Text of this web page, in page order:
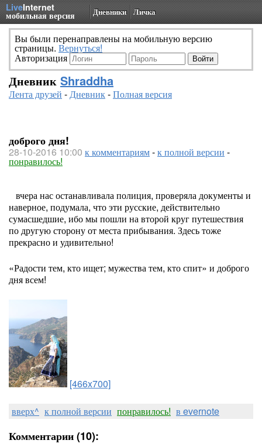
LiveInternet
мобильная версия Дневники Личка
Вы были перенаправлены на мобильную версию
страницы. Вернуться!
Авторизация
Дневник Shraddha
Лента друзей -Дневник-Полная версия
доброго дня!
28-10-2016 10:00 к комментариям-к полной версии -
понравилось!
вчера нас останавливала полиция, проверяла документы и
наверное, подумала, что эти русские, действительно
сумасшедшие, ибо мы пошли на второй круг путешествия
по другую сторону от места прибывания. Здесь тоже
прекрасно и удивительно!
«Радости тем, кто ищет; мужества тем, кто спит» и доброго
дня всем!
[466x700]
вверх^ к полной версии понравилось! в evernote
Комментарии (10):